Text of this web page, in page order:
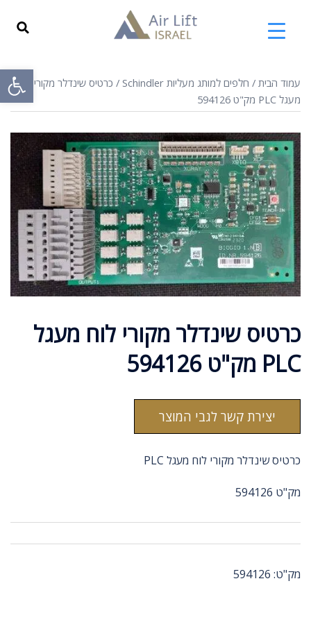
עמוד הבית / חלפים למותג מעליות Schindler
/ כרטיס שינדלר מקורי לוח
מעגל PLC מק"ט 594126
כרטיס שינדלר מקורי לוח מעגל
PLC מק"ט 594126
יצירת קשר לגבי המוצר
כרטיס שינדלר מקורי לוח מעגל PLC
מק"ט 594126
מק"ט: 594126